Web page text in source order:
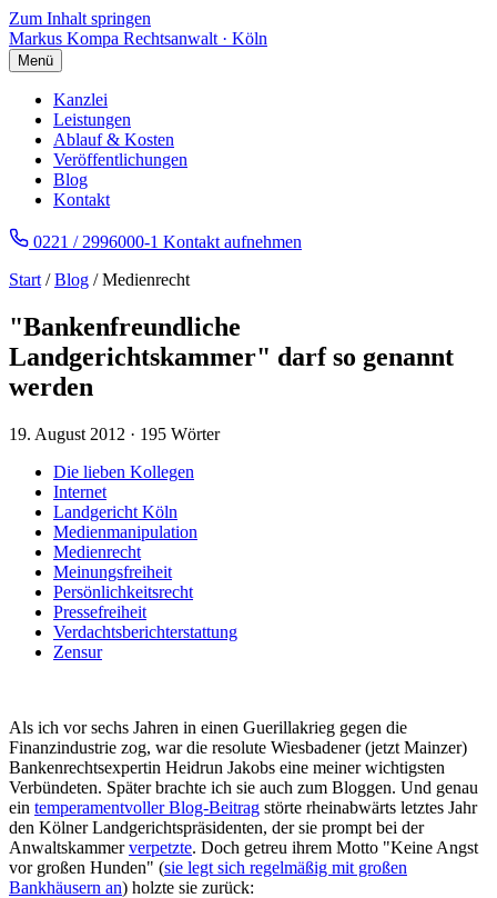
Zum Inhalt springen
Markus Kompa Rechtsanwalt · Köln
Menü
Kanzlei
Leistungen
Ablauf & Kosten
Veröffentlichungen
Blog
Kontakt
0221 / 2996000-1 Kontakt aufnehmen
Start /Blog / Medienrecht
"Bankenfreundliche
Landgerichtskammer" darf so genannt
werden
19. August 2012 · 195 Wörter
Die lieben Kollegen
Internet
Landgericht Köln
Medienmanipulation
Medienrecht
Meinungsfreiheit
Persönlichkeitsrecht
Pressefreiheit
Verdachtsberichterstattung
Zensur
Als ich vor sechs Jahren in einen Guerillakrieg gegen die
Finanzindustrie zog, war die resolute Wiesbadener (jetzt Mainzer)
Bankenrechtsexpertin Heidrun Jakobs eine meiner wichtigsten
Verbündeten. Später brachte ich sie auch zum Bloggen. Und genau
ein temperamentvoller Blog-Beitrag störte rheinabwärts letztes Jahr
den Kölner Landgerichtspräsidenten, der sie prompt bei der
Anwaltskammerverpetzte. Doch getreu ihrem Motto "Keine Angst
vor großen Hunden" (sie legt sich regelmäßig mit großen
Bankhäusern an) holzte sie zurück: